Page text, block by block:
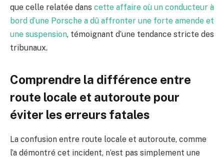
que celle relatée dans cette affaire où un conducteur à
bord d’une Porsche a dû affronter une forte amende et
une suspension, témoignant d’une tendance stricte des
tribunaux.
Comprendre la différence entre
route locale et autoroute pour
éviter les erreurs fatales
La confusion entre route locale et autoroute, comme
l’a démontré cet incident, n’est pas simplement une